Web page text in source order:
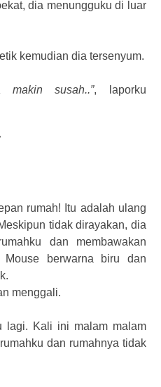
dia menungguku di luar
kemudian dia tersenyum.
makin susah..”, laporku
rumah! Itu adalah ulang
tidak dirayakan, dia
dan membawakan
Mouse berwarna biru dan
menggali.
lagi. Kali ini malam malam
dan rumahnya tidak